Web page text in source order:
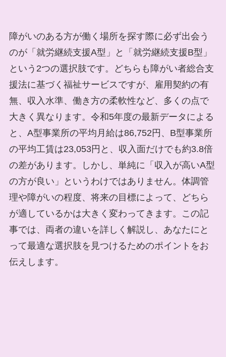
障がいのある方が働く場所を探す際に必ず出会う
のが「就労継続支援A型」と「就労継続支援B型」
という2つの選択肢です。どちらも障がい者総合支
援法に基づく福祉サービスですが、雇用契約の有
無、収入水準、働き方の柔軟性など、多くの点で
大きく異なります。令和5年度の最新データによる
と、A型事業所の平均月給は86,752円、B型事業所
の平均工賃は23,053円と、収入面だけでも約3.8倍
の差があります。しかし、単純に「収入が高いA型
の方が良い」というわけではありません。体調管
理や障がいの程度、将来の目標によって、どちら
が適しているかは大きく変わってきます。この記
事では、両者の違いを詳しく解説し、あなたにと
って最適な選択肢を見つけるためのポイントをお
伝えします。